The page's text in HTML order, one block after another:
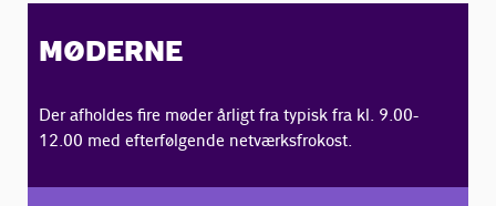
MØDERNE
Der afholdes fire møder årligt fra typisk fra kl. 9.00-
12.00 med efterfølgende netværksfrokost.